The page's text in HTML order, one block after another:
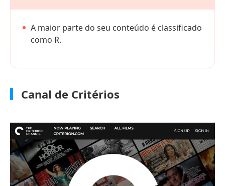
A maior parte do seu conteúdo é classificado
como R.
Canal de Critérios